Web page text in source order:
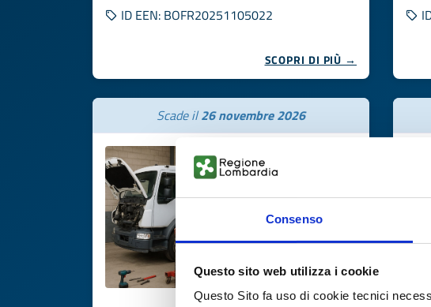
Consenso
Questo sito web utilizza i cookie
Questo Sito fa uso di cookie tecnici
ID EEN: BOFR20251105022
SCOPRI DI PIÙ →
Scade il26 novembre 2026